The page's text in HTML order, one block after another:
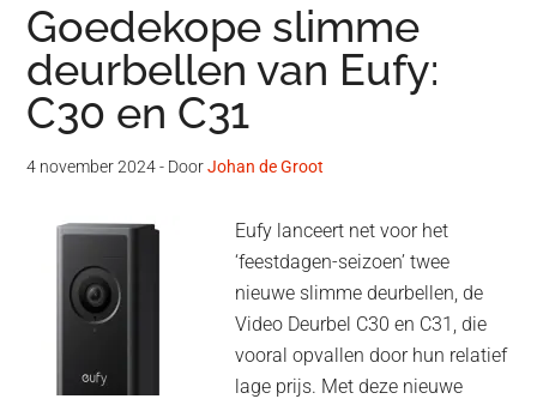
Goedekope slimme
deurbellen van Eufy:
C30 en C31
4 november 2024- DoorJohan de Groot
Eufy lanceert net voor het
‘feestdagen-seizoen’ twee
nieuwe slimme deurbellen, de
Video Deurbel C30 en C31, die
vooral opvallen door hun relatief
lage prijs. Met deze nieuwe